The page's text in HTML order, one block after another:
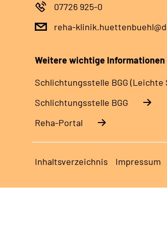
07726 925-0
reha-
Weitere wichtige Informationen
Schlich­tungs­stel­le BGG (Leichte
Schlich­tungs­stel­le BGG
Reha-Portal
Inhaltsverzeichnis Impressum